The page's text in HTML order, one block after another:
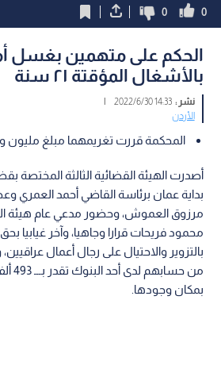
0
0
الحكم على متهمين بغسل
بالأشغال المؤقتة ٢١ سنة
نشر :14:33 2022/6/30
|
الأردن
المحكمة قررت تغريمهما مبلغ مليون
أصدرت الهيئة القضائية الثالثة المختصة
بداية عمان برئاسة القاضي أحمد العمري
مرزوق العموش، وحضور مدعي عام هيئة
محمود فريحات قرارا وجاهيا، وآخر غيابيا
بالتزوير والاحتيال على رجال أعمال
من
بمكان وجودها.